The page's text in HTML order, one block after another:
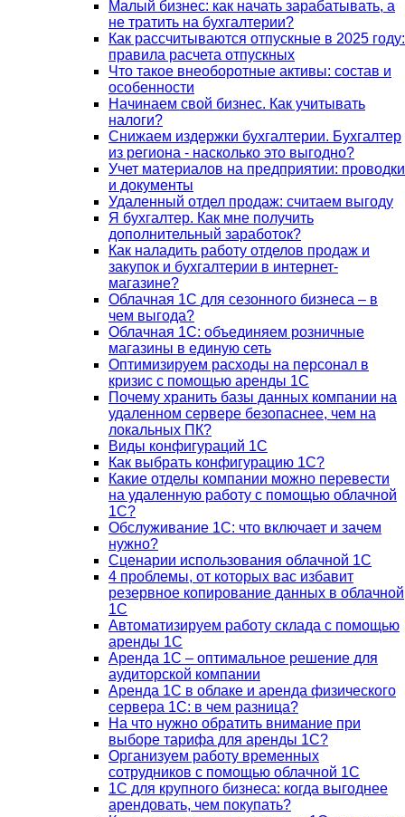
Малый бизнес: как начать зарабатывать, а
не тратить на бухгалтерии?
Как рассчитываются отпускные в 2025 году:
правила расчета отпускных
Что такое внеоборотные активы: состав и
особенности
Начинаем свой бизнес. Как учитывать
налоги?
Снижаем издержки бухгалтерии. Бухгалтер
из региона - насколько это выгодно?
Учет материалов на предприятии: проводки
и документы
Удаленный отдел продаж: считаем выгоду
Я бухгалтер. Как мне получить
дополнительный заработок?
Как наладить работу отделов продаж и
закупок и бухгалтерии в интернет-
магазине?
Облачная 1С для сезонного бизнеса – в
чем выгода?
Облачная 1С: объединяем розничные
магазины в единую сеть
Оптимизируем расходы на персонал в
кризис с помощью аренды 1С
Почему хранить базы данных компании на
удаленном сервере безопаснее, чем на
локальных ПК?
Виды конфигураций 1С
Как выбрать конфигурацию 1С?
Какие отделы компании можно перевести
на удаленную работу с помощью облачной
1С?
Обслуживание 1С: что включает и зачем
нужно?
Сценарии использования облачной 1С
4 проблемы, от которых вас избавит
резервное копирование данных в облачной
1С
Автоматизируем работу склада с помощью
аренды 1С
Аренда 1С – оптимальное решение для
аудиторской компании
Аренда 1С в облаке и аренда физического
сервера 1С: в чем разница?
На что нужно обратить внимание при
выборе тарифа для аренды 1С?
Организуем работу временных
сотрудников с помощью облачной 1С
1С для крупного бизнеса: когда выгоднее
арендовать, чем покупать?